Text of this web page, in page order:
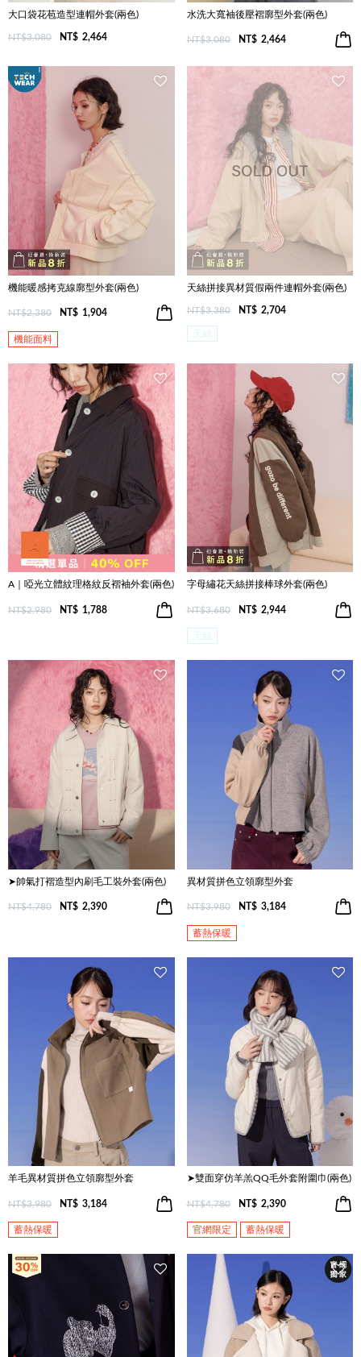
大口袋花苞造型連帽外套(兩色)
NT$3,080 NT$ 2,464
水洗大寬袖後壓褶廓型外套(兩色)
NT$3,080 NT$ 2,464
機能暖感拷克線廓型外套(兩色)
NT$2,380 NT$ 1,904
機能面料
天絲拼接異材質假兩件連帽外套(兩色)
NT$3,380 NT$ 2,704
天絲
A｜啞光立體紋理格紋反褶袖外套(兩色)
NT$2,980 NT$ 1,788
字母繡花天絲拼接棒球外套(兩色)
NT$3,680 NT$ 2,944
天絲
➤帥氣打褶造型內刷毛工裝外套(兩色)
NT$4,780 NT$ 2,390
異材質拼色立領廓型外套
NT$3,980 NT$ 3,184
蓄熱保暖
羊毛異材質拼色立領廓型外套
NT$3,980 NT$ 3,184
蓄熱保暖
➤雙面穿仿羊羔QQ毛外套附圍巾(兩色)
NT$4,780 NT$ 2,390
官網限定 蓄熱保暖